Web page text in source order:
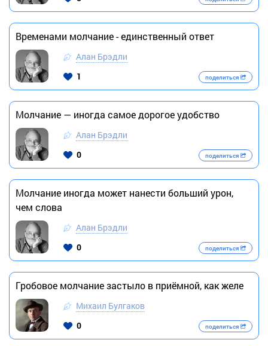
Временами молчание - единственный ответ
Алан Брэдли
1
поделиться
Молчание — иногда самое дорогое удобство
Алан Брэдли
0
поделиться
Молчание иногда может нанести больший урон,
чем слова
Алан Брэдли
0
поделиться
Гробовое молчание застыло в приёмной, как желе
Михаил Булгаков
0
поделиться